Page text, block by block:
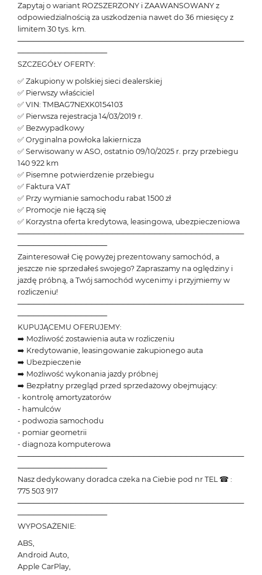
Zapytaj o wariant ROZSZERZONY i ZAAWANSOWANY z
odpowiedzialnością za uszkodzenia nawet do 36 miesięcy z
limitem 30 tys. km.
───────────────────────────────────────────
─────────────────
SZCZEGÓŁY OFERTY:
✅ Zakupiony w polskiej sieci dealerskiej
✅ Pierwszy właściciel
✅ VIN: TMBAG7NEXK0154103
✅ Pierwsza rejestracja 14/03/2019 r.
✅ Bezwypadkowy
✅ Oryginalna powłoka lakiernicza
✅ Serwisowany w ASO, ostatnio 09/10/2025 r. przy przebiegu
140 922 km
✅ Pisemne potwierdzenie przebiegu
✅ Faktura VAT
✅ Przy wymianie samochodu rabat 1500 zł
✅ Promocje nie łączą się
✅ Korzystna oferta kredytowa, leasingowa, ubezpieczeniowa
───────────────────────────────────────────
─────────────────
Zainteresował Cię powyżej prezentowany samochód, a
jeszcze nie sprzedałeś swojego? Zapraszamy na oględziny i
jazdę próbną, a Twój samochód wycenimy i przyjmiemy w
rozliczeniu!
───────────────────────────────────────────
─────────────────
KUPUJĄCEMU OFERUJEMY:
➡️ Możliwość zostawienia auta w rozliczeniu
➡️ Kredytowanie, leasingowanie zakupionego auta
➡️ Ubezpieczenie
➡️ Możliwość wykonania jazdy próbnej
➡️ Bezpłatny przegląd przed sprzedażowy obejmujący:
- kontrolę amortyzatorów
- hamulców
- podwozia samochodu
- pomiar geometrii
- diagnoza komputerowa
───────────────────────────────────────────
─────────────────
Nasz dedykowany doradca czeka na Ciebie pod nr TEL ☎ :
775 503 917
───────────────────────────────────────────
─────────────────
WYPOSAŻENIE:
ABS,
Android Auto,
Apple CarPlay,